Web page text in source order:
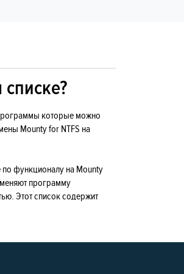
которые можно
Mounty for NTFS на
функционалу на Mounty
программу
Этот список содержит